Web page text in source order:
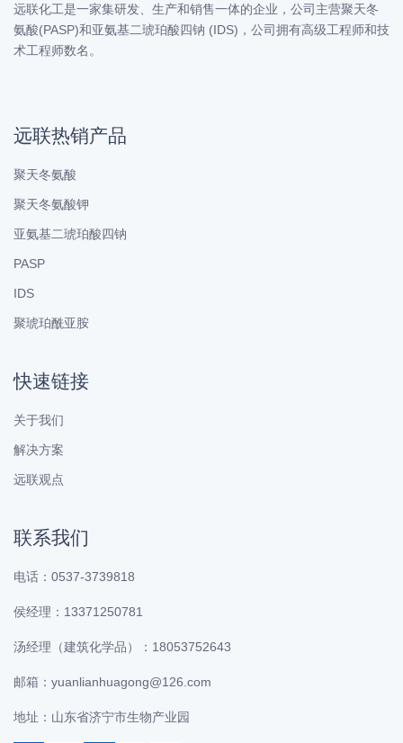
远联化工是一家集研发、生产和销售一体的企业，公司主营聚天冬
氨酸(PASP)和亚氨基二琥珀酸四钠 (IDS)，公司拥有高级工程师和技
术工程师数名。
远联热销产品
聚天冬氨酸
聚天冬氨酸钾
亚氨基二琥珀酸四钠
PASP
IDS
聚琥珀酰亚胺
快速链接
关于我们
解决方案
远联观点
联系我们
电话：0537-3739818
侯经理：13371250781
汤经理（建筑化学品）：18053752643
邮箱：yuanlianhuagong@126.com
地址：山东省济宁市生物产业园